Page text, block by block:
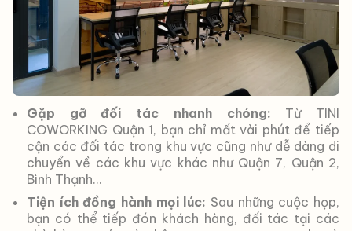
Gặp gỡ đối tác nhanh chóng: Từ TINI
COWORKING Quận 1, bạn chỉ mất vài phút để tiếp
cận các đối tác trong khu vực cũng như dễ dàng di
chuyển về các khu vực khác như Quận 7, Quận 2,
Bình Thạnh…
Tiện ích đồng hành mọi lúc: Sau những cuộc họp,
bạn có thể tiếp đón khách hàng, đối tác tại các